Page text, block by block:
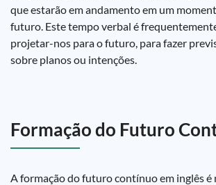
que estarão em andamento em um
futuro. Este tempo verbal é
projetar-nos para o futuro, para fazer
sobre planos ou intenções.
Formação do Futuro
A formação do futuro contínuo em inglês